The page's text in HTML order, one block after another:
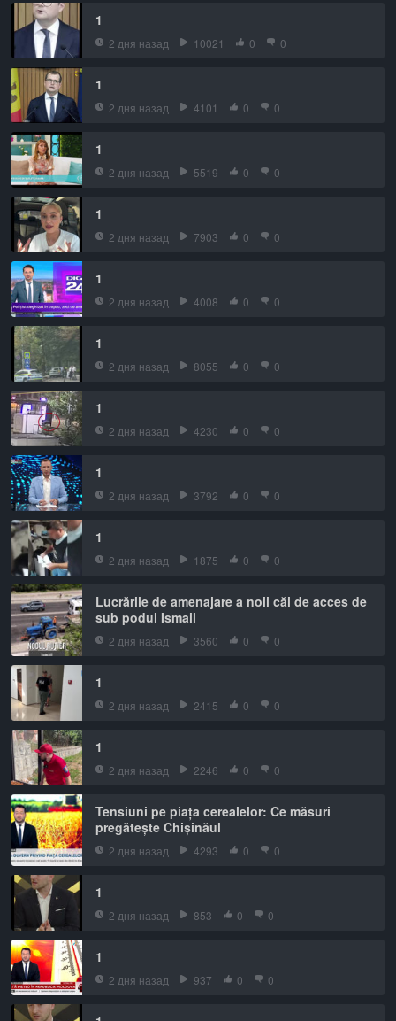
1
2 дня назад 10021 0 0
1
2 дня назад 4101 0 0
1
2 дня назад 5519 0 0
1
2 дня назад 7903 0 0
1
2 дня назад 4008 0 0
1
2 дня назад 8055 0 0
1
2 дня назад 4230 0 0
1
2 дня назад 3792 0 0
1
2 дня назад 1875 0 0
Lucrările de amenajare a noii căi de acces de
sub podul Ismail
2 дня назад 3560 0 0
1
2 дня назад 2415 0 0
1
2 дня назад 2246 0 0
Tensiuni pe piața cerealelor: Ce măsuri
pregătește Chișinăul
2 дня назад 4293 0 0
1
2 дня назад 853 0 0
1
2 дня назад 937 0 0